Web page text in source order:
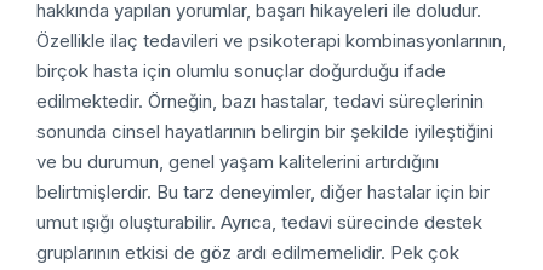
hakkında yapılan yorumlar, başarı hikayeleri ile doludur.
Özellikle ilaç tedavileri ve psikoterapi kombinasyonlarının,
birçok hasta için olumlu sonuçlar doğurduğu ifade
edilmektedir. Örneğin, bazı hastalar, tedavi süreçlerinin
sonunda cinsel hayatlarının belirgin bir şekilde iyileştiğini
ve bu durumun, genel yaşam kalitelerini artırdığını
belirtmişlerdir. Bu tarz deneyimler, diğer hastalar için bir
umut ışığı oluşturabilir. Ayrıca, tedavi sürecinde destek
gruplarının etkisi de göz ardı edilmemelidir. Pek çok